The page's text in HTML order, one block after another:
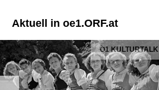
Aktuell in oe1.ORF.at
Ö1 KULTURTALK